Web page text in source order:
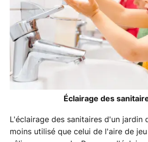
Éclairage des
L'éclairage des sanitaires d'un jardin
moins utilisé que celui de l'aire de